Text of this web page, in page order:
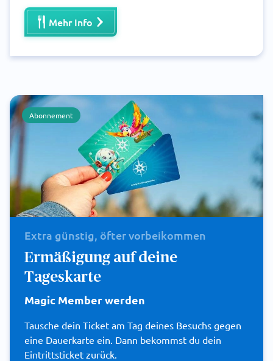
Mehr Info
Abonnement
Extra günstig, öfter vorbeikommen
Ermäßigung auf deine
Tageskarte
Magic Member werden
Tausche dein Ticket am Tag deines Besuchs gegen
eine Dauerkarte ein. Dann bekommst du dein
Eintrittsticket zurück.